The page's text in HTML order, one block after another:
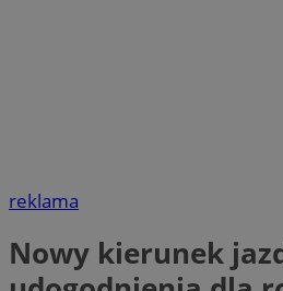
reklama
Nowy kierunek